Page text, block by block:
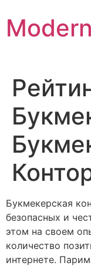
to
content
Букмекерская
безопасных и
этом на своем
количество
интернете.